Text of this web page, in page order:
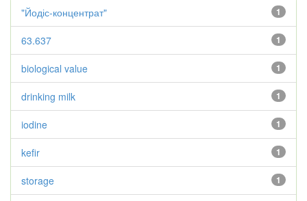
1
"Йодіс-концентрат"
1
63.637
1
biological value
1
drinking milk
1
iodine
1
kefir
1
storage